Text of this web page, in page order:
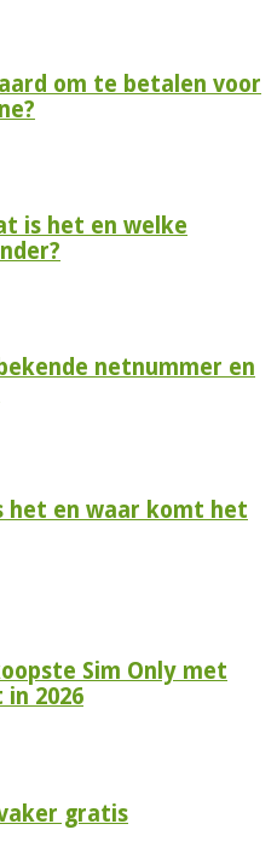
om te betalen voor
is het en welke
netnummer en
het en waar komt het
Sim Only met
2026
gratis